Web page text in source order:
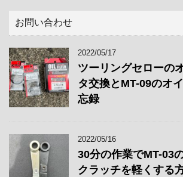
お問い合わせ
2022/05/17
ツーリングセローの
タ交換とMT-09のオ
忘録
2022/05/16
30分の作業でMT-03
クラッチを軽くする